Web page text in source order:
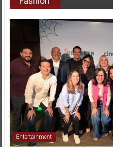
Entertainment